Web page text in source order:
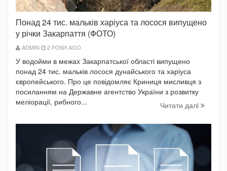
Понад 24 тис. мальків харіуса та лосося випущено
у річки Закарпаття (ФОТО)
ADMIN 2 РОКИ AGO
У водойми в межах Закарпатської області випущено
понад 24 тис. мальків лосося дунайського та харіуса
європейського. Про це повідомляє Криниця мисливця з
посиланням на Державне агентство України з розвитку
меліорації, рибного...
Читати далi